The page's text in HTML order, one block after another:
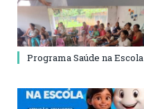
Programa Saúde na Escola